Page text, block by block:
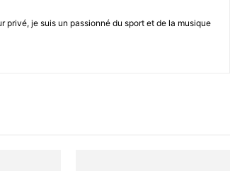
je suis un passionné du sport et de la musique